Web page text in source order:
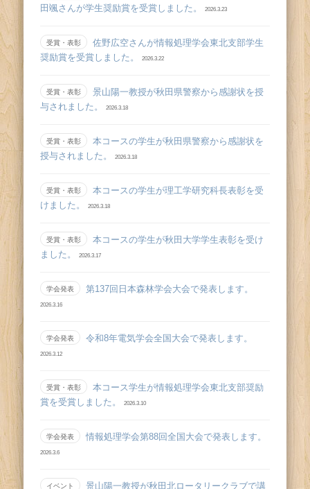
田颯さんが学生奨励賞を受賞しました。
2026.3.23
受賞・表彰
佐野広空さんが情報処理学会東北支部学生
奨励賞を受賞しました。
2026.3.22
受賞・表彰
景山陽一教授が秋田県警察から感謝状を授
与されました。
2026.3.18
受賞・表彰
本コースの学生が秋田県警察から感謝状を
授与されました。
2026.3.18
受賞・表彰
本コースの学生が理工学研究科長表彰を受
けました。
2026.3.18
受賞・表彰
本コースの学生が秋田大学学生表彰を受け
ました。
2026.3.17
学会発表 第137回日本森林学会大会で発表します。
2026.3.16
学会発表 令和8年電気学会全国大会で発表します。
2026.3.12
受賞・表彰
本コース学生が情報処理学会東北支部奨励
賞を受賞しました。
2026.3.10
学会発表 情報処理学会第88回全国大会で発表します。
2026.3.6
イベント 景山陽一教授が秋田北ロータリークラブで講